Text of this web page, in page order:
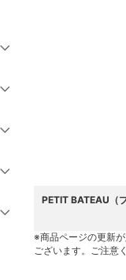
PETIT BATEAU（
※商品ページの更新
ございます。ご注意